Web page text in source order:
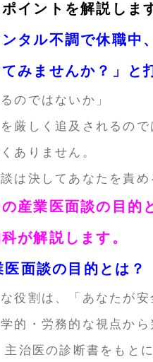
イントを解説しま
タル不調で休職中
みませんか？」と
のではないか」
を厳しく追及されるの
ありません。
は決してあなたを責め
産業医面談の目的
が解説します。
面談の目的とは？
役割は、「あなたが
的・労務的な視点から
治医の診断書をもと